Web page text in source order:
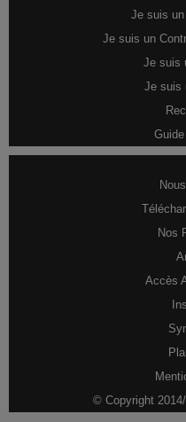
Je suis
Je suis un
Je suis
Je suis
Nos
Accès
© Copyright